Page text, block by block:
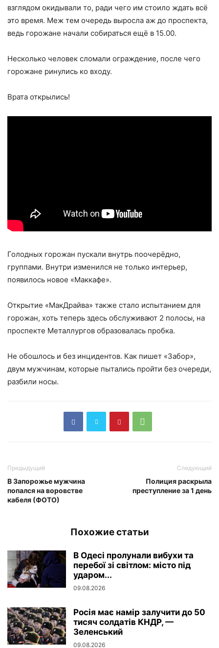
взглядом окидывали то, ради чего им стоило ждать всё
это время. Меж тем очередь выросла аж до проспекта,
ведь горожане начали собираться ещё в 15.00.
Несколько человек сломали ограждение, после чего
горожане ринулись ко входу.
Врата открылись!
Голодных горожан пускали внутрь поочерёдно,
группами. Внутри изменился не только интерьер,
появилось новое «Маккафе».
Открытие «МакДрайва» также стало испытанием для
горожан, хоть теперь здесь обслуживают 2 полосы, на
проспекте Металлургов образовалась пробка.
Не обошлось и без инцидентов. Как пишет «Забор»,
двум мужчинам, которые пытались пройти без очереди,
разбили носы.
Предыдущий
В Запорожье мужчина
попался на воровстве
кабеля (ФОТО)
Следующий
Полиция раскрыла
преступление за 1 день
Похожие статьи
В Одесі пролунали вибухи та
перебої зі світлом: місто під
ударом...
09.08.2026
Росія має намір залучити до 50
тисяч солдатів КНДР, —
Зеленський
09.08.2026